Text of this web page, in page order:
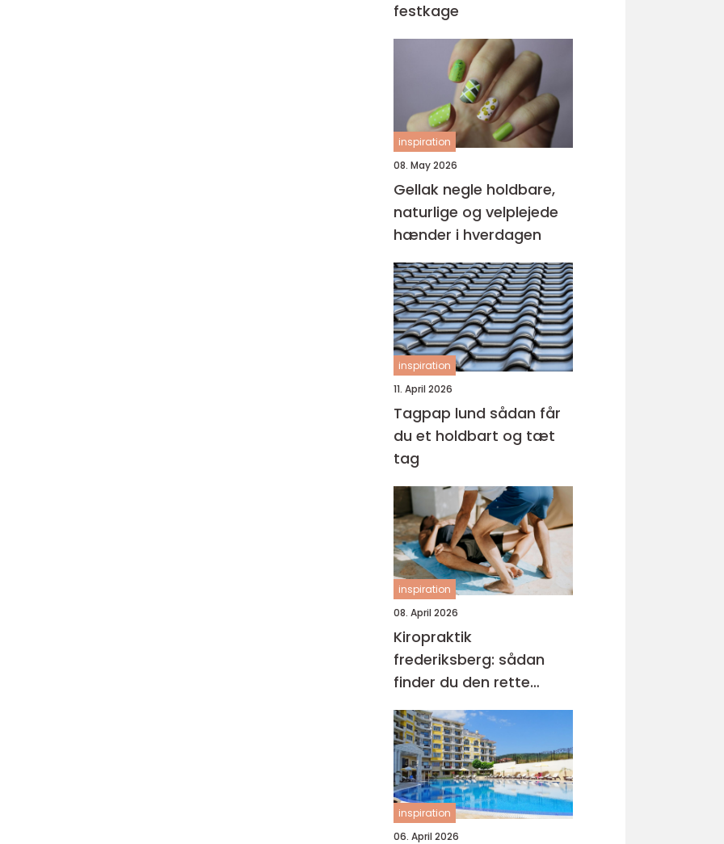
festkage
inspiration
08. May 2026
Gellak negle holdbare,
naturlige og velplejede
hænder i hverdagen
inspiration
11. April 2026
Tagpap lund sådan får
du et holdbart og tæt
tag
inspiration
08. April 2026
Kiropraktik
frederiksberg: sådan
finder du den rette
behandling til dine
smerter
inspiration
06. April 2026